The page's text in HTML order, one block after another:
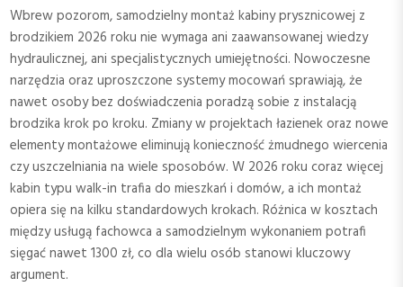
Wbrew pozorom, samodzielny montaż kabiny prysznicowej z
brodzikiem 2026 roku nie wymaga ani zaawansowanej wiedzy
hydraulicznej, ani specjalistycznych umiejętności. Nowoczesne
narzędzia oraz uproszczone systemy mocowań sprawiają, że
nawet osoby bez doświadczenia poradzą sobie z instalacją
brodzika krok po kroku. Zmiany w projektach łazienek oraz nowe
elementy montażowe eliminują konieczność żmudnego wiercenia
czy uszczelniania na wiele sposobów. W 2026 roku coraz więcej
kabin typu walk-in trafia do mieszkań i domów, a ich montaż
opiera się na kilku standardowych krokach. Różnica w kosztach
między usługą fachowca a samodzielnym wykonaniem potrafi
sięgać nawet 1300 zł, co dla wielu osób stanowi kluczowy
argument.